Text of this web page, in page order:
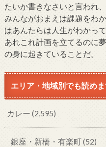
たいか書きなさいと言われ
みんながおまえは課題をわ
はあんたらは人生がわかっ
あれこれ計画を立てるのに
の身に起きていることだ。
エリア・地域別でも読めま
カレー (2,595)
銀座・新橋・有楽町(52)